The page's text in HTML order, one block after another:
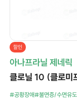
할인
아나프라닐 제네릭
클로닐 10 (클로
#공황장애#불면증/수면유